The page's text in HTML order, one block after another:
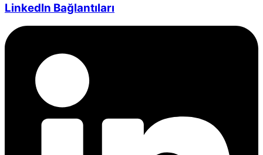
LinkedIn Bağlantıları